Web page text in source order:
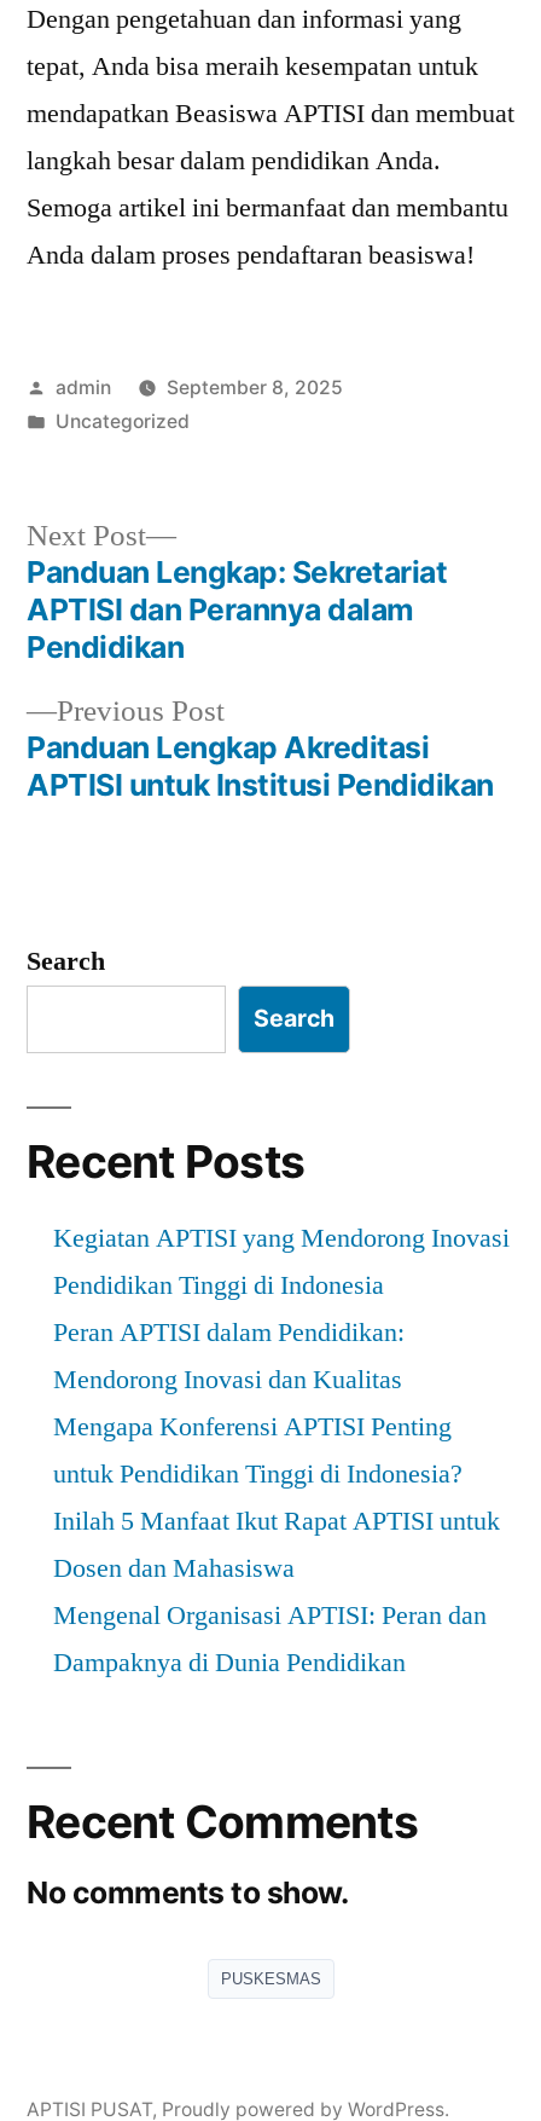
Dengan pengetahuan dan informasi yang
tepat, Anda bisa meraih kesempatan untuk
mendapatkan Beasiswa APTISI dan membuat
langkah besar dalam pendidikan Anda.
Semoga artikel ini bermanfaat dan membantu
Anda dalam proses pendaftaran beasiswa!
Posted
by
admin
September 8, 2025
Posted
Uncategorized
Post
navigation
Previous PostPrevious
post:
Panduan Lengkap Akreditasi
APTISI untuk Institusi Pendidikan
Next Post
Next
post:
Panduan Lengkap: Sekretariat
APTISI dan Perannya dalam
Pendidikan
Search
Search
Recent Posts
Kegiatan APTISI yang Mendorong Inovasi
Pendidikan Tinggi di Indonesia
Peran APTISI dalam Pendidikan:
Mendorong Inovasi dan Kualitas
Mengapa Konferensi APTISI Penting
untuk Pendidikan Tinggi di Indonesia?
Inilah 5 Manfaat Ikut Rapat APTISI untuk
Dosen dan Mahasiswa
Mengenal Organisasi APTISI: Peran dan
Dampaknya di Dunia Pendidikan
Recent Comments
No comments to show.
PUSKESMAS
APTISI PUSAT, Proudly powered by WordPress.